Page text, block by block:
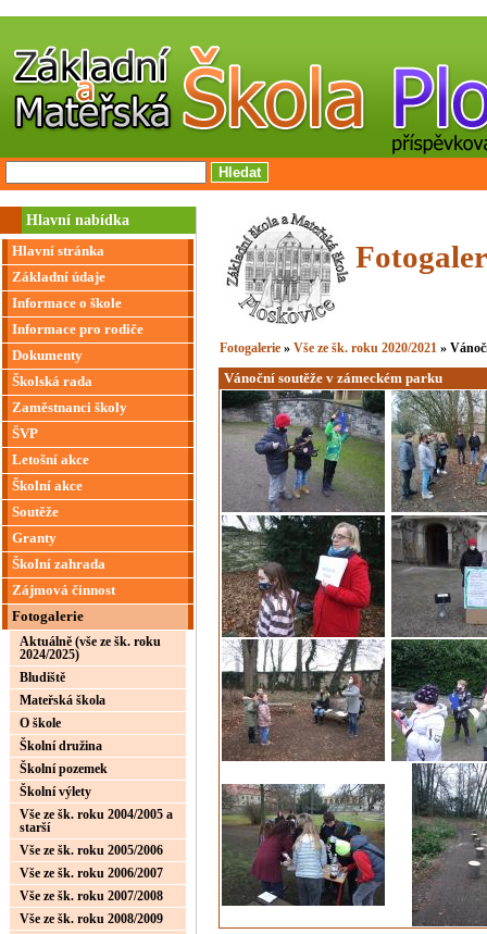
Hlavní nabídka
Hlavní stránka
Základní údaje
Informace o škole
Informace pro rodiče
Dokumenty
Školská rada
Zaměstnanci školy
ŠVP
Letošní akce
Školní akce
Soutěže
Granty
Školní zahrada
Zájmová činnost
Fotogalerie
Aktuálně (vše ze šk. roku
2024/2025)
Bludiště
Mateřská škola
O škole
Školní družina
Školní pozemek
Školní výlety
Vše ze šk. roku 2004/2005 a
starší
Vše ze šk. roku 2005/2006
Vše ze šk. roku 2006/2007
Vše ze šk. roku 2007/2008
Vše ze šk. roku 2008/2009
Fotogalerie »Vše ze šk. roku 2020/2021 »
Vánoční soutěže v zámeckém parku